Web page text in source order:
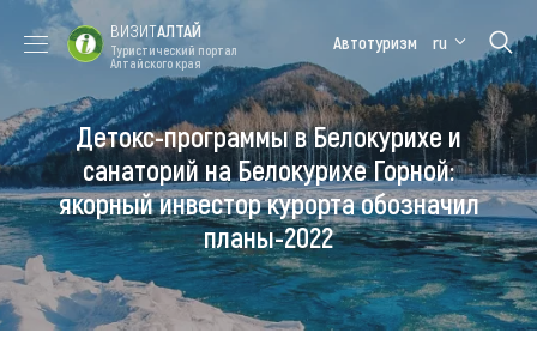
Форум VISIT
ALTAI
Цветение
маральника
Медицинский
форум
Алтайская
зимовка
Туры
Где побывать
Чем заняться
ВИЗИТАЛТАЙ
Туристический портал
Алтайского края
Автотуризм ru
Детокс-программы в Белокурихе и
санаторий на Белокурихе Горной:
якорный инвестор курорта обозначил
планы-2022